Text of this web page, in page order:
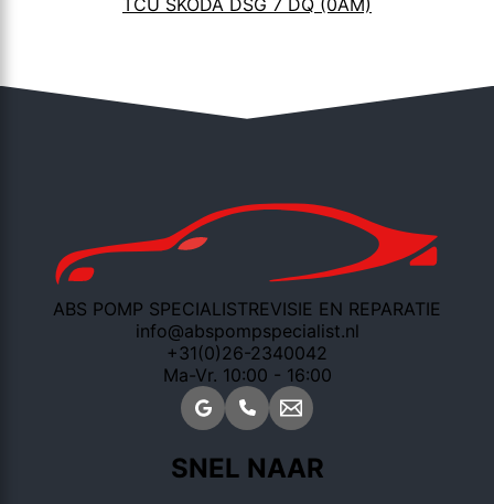
ABS POMP SPECIALISTREVISIE EN REPARATIE
info@abspompspecialist.nl
+31(0)26-2340042
Ma-Vr. 10:00 - 16:00
SNEL NAAR